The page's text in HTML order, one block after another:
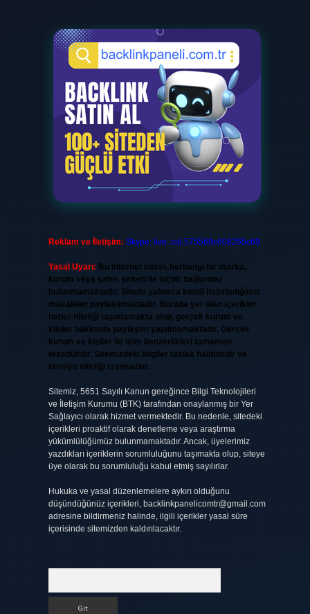
Reklam ve İletişim: Skype: live:.cid.575569c608265c69
Yasal Uyarı: Bu internet sitesi, herhangi bir marka,
kurum veya şahıs şirketi ile hiçbir bağlantısı
bulunmamaktadır. Sitede yalnızca kendi hazırladığımız
makaleler paylaşılmaktadır. Burada yer alan içerikler
haber niteliği taşımamakta olup, gerçek kurum ve
kişiler hakkında paylaşım yapılmamaktadır. Gerçek
kurum ve kişiler ile isim benzerlikleri tamamen
tesadüfidir. Sitemizdeki bilgiler taslak halindedir ve
tavsiye niteliği taşımazlar.
Sitemiz, 5651 Sayılı Kanun gereğince Bilgi Teknolojileri
ve İletişim Kurumu (BTK) tarafından onaylanmış bir Yer
Sağlayıcı olarak hizmet vermektedir. Bu nedenle, sitedeki
içerikleri proaktif olarak denetleme veya araştırma
yükümlülüğümüz bulunmamaktadır. Ancak, üyelerimiz
yazdıkları içeriklerin sorumluluğunu taşımakta olup, siteye
üye olarak bu sorumluluğu kabul etmiş sayılırlar.
Hukuka ve yasal düzenlemelere aykırı olduğunu
düşündüğünüz içerikleri, backlinkpanelicomtr@gmail.com
adresine bildirmeniz halinde, ilgili içerikler yasal süre
içerisinde sitemizden kaldırılacaktır.